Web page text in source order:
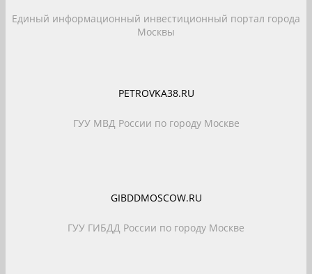
Единый информационный инвестиционный портал города
Москвы
PETROVKA38.RU
ГУУ МВД России по городу Москве
GIBDDMOSCOW.RU
ГУУ ГИБДД России по городу Москве